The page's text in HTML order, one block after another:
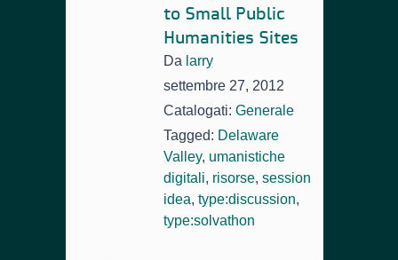
to Small Public
Humanities Sites
Da larry
settembre 27, 2012
Catalogati: Generale
Tagged: Delaware
Valley, umanistiche
digitali, risorse, session
idea, type:discussion,
type:solvathon